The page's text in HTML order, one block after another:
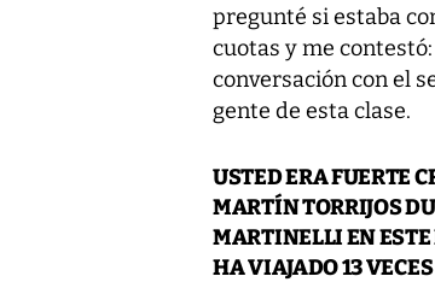
pregunté si estaba
cuotas y me contestó:
conversación con el
gente de esta clase.
USTED ERA FUERTE
MARTÍN TORRIJOS
MARTINELLI EN ESTE
HA VIAJADO 13